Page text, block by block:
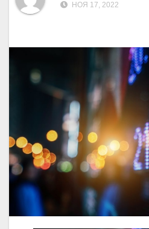
НОЯ 17, 2022